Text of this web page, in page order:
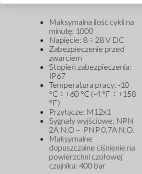
Maksymalna ilość cykli na
minutę: 1000
Napięcie: 8 ÷ 28 V DC
Zabezpieczenie przed
zwarciem
Stopień zabezpieczenia:
IP67
Temperatura pracy: -10
°C ÷ +60 °C (-4 °F ÷ +158
°F)
Przyłącze: M12x1
Sygnały wyjściowe: NPN
2A N.O – PNP 0,7A N.O.
Maksymalne
dopuszczalne ciśnienie na
powierzchni czołowej
czujnika: 400 bar